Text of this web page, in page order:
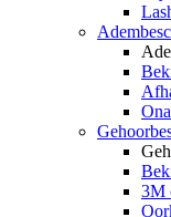
3M